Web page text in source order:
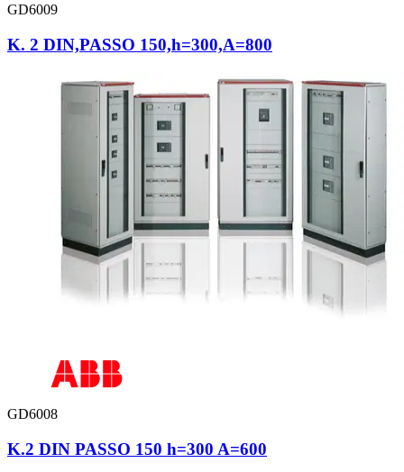
GD6009
K. 2 DIN,PASSO 150,h=300,A=800
GD6008
K.2 DIN PASSO 150 h=300 A=600